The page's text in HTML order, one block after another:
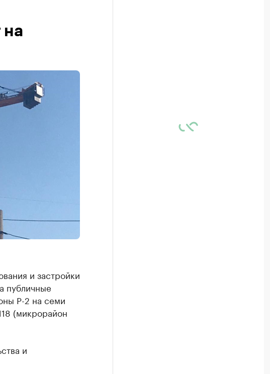
на
и застройки
публичные
Р-2 на семи
(микрорайон
и